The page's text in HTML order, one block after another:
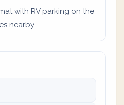
with RV parking on the
nearby.